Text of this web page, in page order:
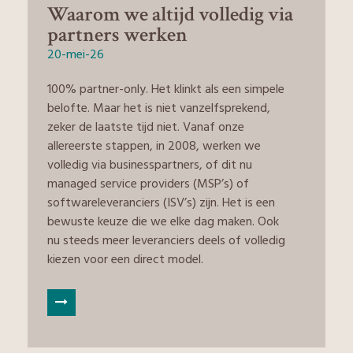
Waarom we altijd volledig via
partners werken
20-mei-26
100% partner-only. Het klinkt als een simpele
belofte. Maar het is niet vanzelfsprekend,
zeker de laatste tijd niet. Vanaf onze
allereerste stappen, in 2008, werken we
volledig via businesspartners, of dit nu
managed service providers (MSP’s) of
softwareleveranciers (ISV’s) zijn. Het is een
bewuste keuze die we elke dag maken. Ook
nu steeds meer leveranciers deels of volledig
kiezen voor een direct model.